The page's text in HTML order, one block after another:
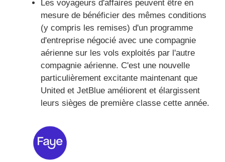
Les voyageurs d'affaires peuvent être en
mesure de bénéficier des mêmes conditions
(y compris les remises) d'un programme
d'entreprise négocié avec une compagnie
aérienne sur les vols exploités par l'autre
compagnie aérienne. C'est une nouvelle
particulièrement excitante maintenant que
United et JetBlue améliorent et élargissent
leurs sièges de première classe cette année.